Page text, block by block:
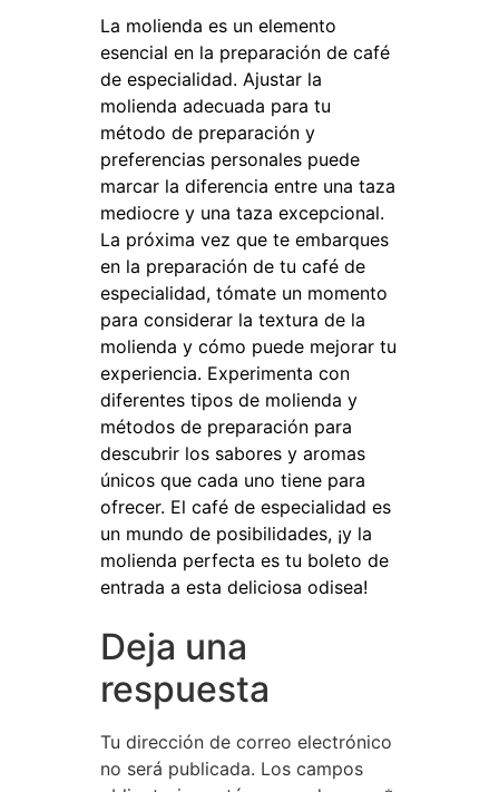
La molienda es un elemento
esencial en la preparación de café
de especialidad. Ajustar la
molienda adecuada para tu
método de preparación y
preferencias personales puede
marcar la diferencia entre una taza
mediocre y una taza excepcional.
La próxima vez que te embarques
en la preparación de tu café de
especialidad, tómate un momento
para considerar la textura de la
molienda y cómo puede mejorar tu
experiencia. Experimenta con
diferentes tipos de molienda y
métodos de preparación para
descubrir los sabores y aromas
únicos que cada uno tiene para
ofrecer. El café de especialidad es
un mundo de posibilidades, ¡y la
molienda perfecta es tu boleto de
entrada a esta deliciosa odisea!
Deja una
respuesta
Tu dirección de correo electrónico
no será publicada. Los campos